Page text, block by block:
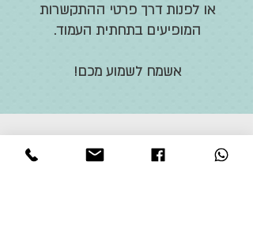
או לפנות דרך פרטי ההתקשרות
המופיעים בתחתית העמוד.
אשמח לשמוע מכם!